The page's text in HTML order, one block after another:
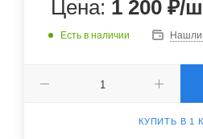
Цена: 1 200 ₽/
Есть в наличии
КУПИТЬ В 1